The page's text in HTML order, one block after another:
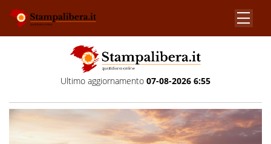
Ultimo aggiornamento 07-08-2026 6:55